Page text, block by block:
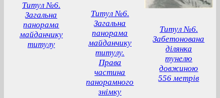
Титул №6.
Загальна
панорама
майданчику
титулу
Титул №6.
Загальна
панорама
майданчику
титулу.
Права
частина
панорамного
знімку
Титул №6.
Забетонована
ділянка
тунелю
довжиною
556 метрів